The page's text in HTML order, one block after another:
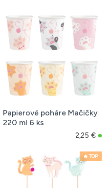
Papierové poháre Mačičky
220 ml 6 ks
2,25 €
🔥 TOP